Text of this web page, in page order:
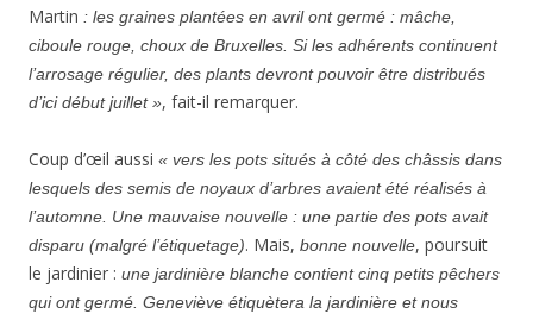
Martin : les graines plantées en avril ont germé : mâche,
ciboule rouge, choux de Bruxelles. Si les adhérents continuent
l’arrosage régulier, des plants devront pouvoir être distribués
d’ici début juillet », fait-il remarquer.
Coup d’œil aussi « vers les pots situés à côté des châssis dans
lesquels des semis de noyaux d’arbres avaient été réalisés à
l’automne. Une mauvaise nouvelle : une partie des pots avait
disparu (malgré l’étiquetage). Mais, bonne nouvelle, poursuit
le jardinier : une jardinière blanche contient cinq petits pêchers
qui ont germé. Geneviève étiquètera la jardinière et nous